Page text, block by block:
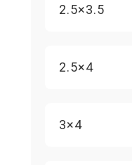
2.5×3.5
2.5×4
3×4